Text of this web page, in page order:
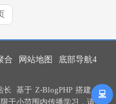
合 网站地图
底部导航4
长 基于 Z-BlogPHP 搭建 .
于小范围内传播学习，请在